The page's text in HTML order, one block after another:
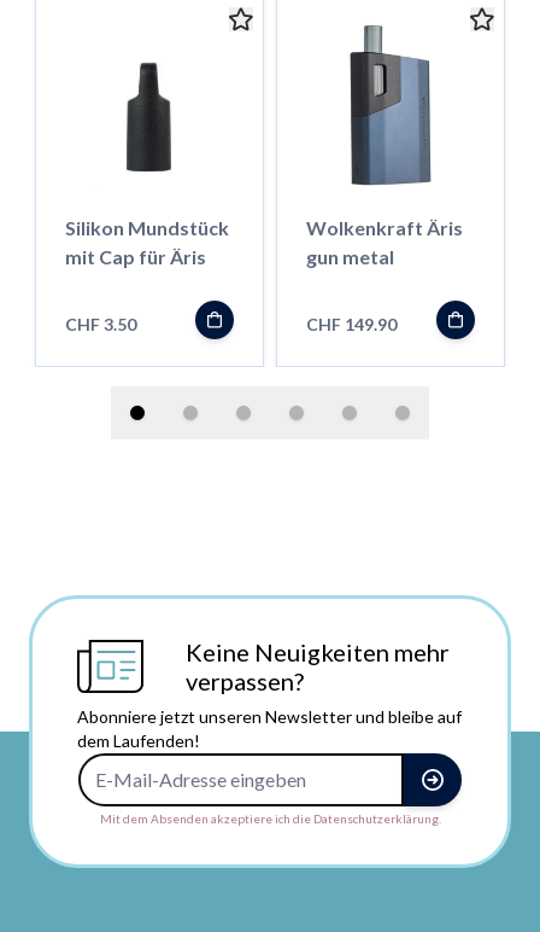
Silikon Mundstück
mit Cap für Äris
CHF 3.50
Wolkenkraft Äris
gun metal
CHF 149.90
Keine Neuigkeiten mehr
verpassen?
Abonniere jetzt unseren Newsletter und bleibe auf
dem Laufenden!
Mit dem Absenden akzeptiere ich die Datenschutzerklärung.